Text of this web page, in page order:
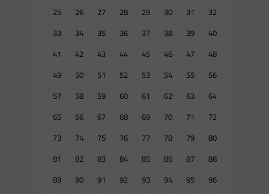
25
26 27 28 29 30 31
32
33
34 35 36 37 38 39
40
41
42 43 44 45 46 47
48
49
50 51 52 53 54 55
56
57
58 59 60 61 62 63
64
65
66 67 68 69 70 71
72
73
74 75 76 77 78 79
80
81
82 83 84 85 86 87
88
89
90 91 92 93 94 95
96